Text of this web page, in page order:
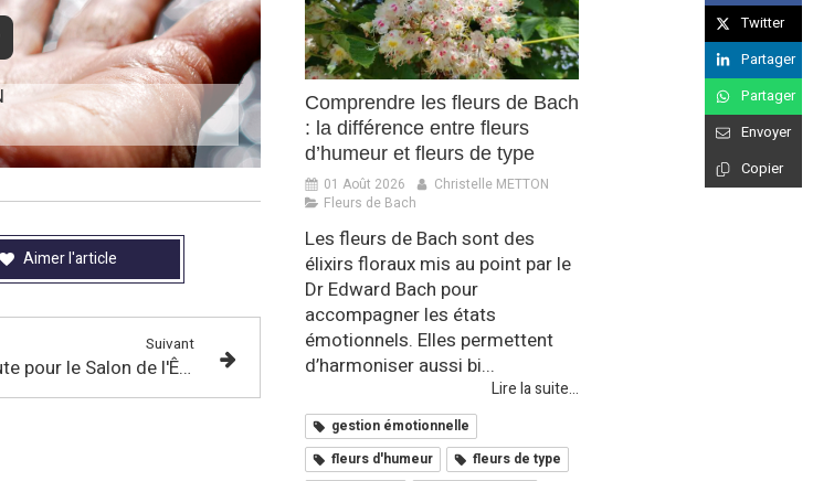
Aimer l'article
Suivant
En route pour le Salon de l'Être
Twitter
Partager
Partager
Envoyer
Copier
Comprendre les fleurs de Bach
: la différence entre fleurs
d’humeur et fleurs de type
01 Août 2026
Christelle METTON
Fleurs de Bach
Les fleurs de Bach sont des
élixirs floraux mis au point par le
Dr Edward Bach pour
accompagner les états
émotionnels. Elles permettent
d’harmoniser aussi bi...
Lire la suite...
gestion émotionnelle
fleurs d'humeur
fleurs de type